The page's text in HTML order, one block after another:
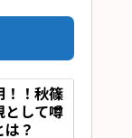
！！秋篠
として噂
？